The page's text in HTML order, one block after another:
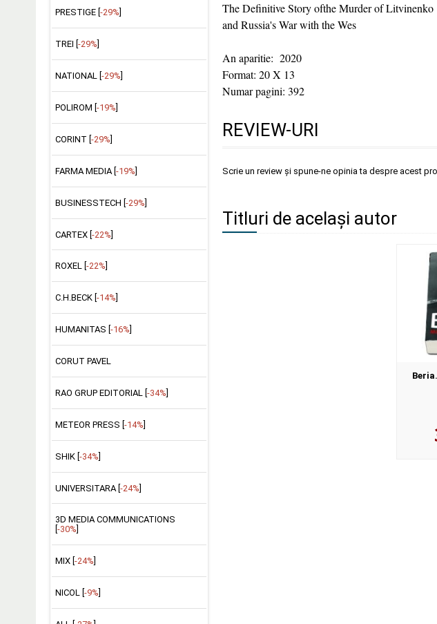
PRESTIGE [ -29%
TREI [ -29%
NATIONAL [ -29%
POLIROM [ -19%
CORINT [ -29%
FARMA MEDIA [ -19%
BUSINESSTECH [-29%]
CARTEX [-22%]
ROXEL [ -22%
C.H.BECK [ -14%
HUMANITAS [ -16%
CORUT PAVEL
RAO GRUP EDITORIAL [ -34%
METEOR PRESS [ -14%
SHIK [-34%]
UNIVERSITARA [-24%]
3D MEDIA COMMUNICATIONS
-30%
MIX [ -24%
NICOL [ -9%
The Definitive Story ofthe Murder of Litvinenko
and Russia's War with the Wes
An aparitie: 2020
Format: 20 X 13
Numar pagini: 392
REVIEW-URI
Scrie un review și spune-ne opinia ta despre acest
Titluri de același autor